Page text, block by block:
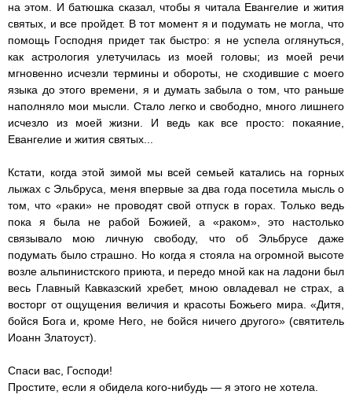
на этом. И батюшка сказал, чтобы я читала Евангелие и жития
святых, и все пройдет. В тот момент я и подумать не могла, что
помощь Господня придет так быстро: я не успела оглянуться,
как астрология улетучилась из моей головы; из моей речи
мгновенно исчезли термины и обороты, не сходившие с моего
языка до этого времени, я и думать забыла о том, что раньше
наполняло мои мысли. Стало легко и свободно, много лишнего
исчезло из моей жизни. И ведь как все просто: покаяние,
Евангелие и жития святых...
Кстати, когда этой зимой мы всей семьей катались на горных
лыжах с Эльбруса, меня впервые за два года посетила мысль о
том, что «раки» не проводят свой отпуск в горах. Только ведь
пока я была не рабой Божией, а «раком», это настолько
связывало мою личную свободу, что об Эльбрусе даже
подумать было страшно. Но когда я стояла на огромной высоте
возле альпинистского приюта, и передо мной как на ладони был
весь Главный Кавказский хребет, мною овладевал не страх, а
восторг от ощущения величия и красоты Божьего мира. «Дитя,
бойся Бога и, кроме Него, не бойся ничего другого» (святитель
Иоанн Златоуст).
Спаси вас, Господи!
Простите, если я обидела кого-нибудь — я этого не хотела.